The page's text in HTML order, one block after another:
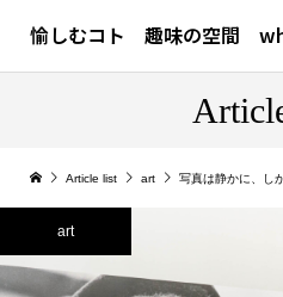
愉しむコト 趣味の空間
Article list art 写真は静かに、しかし強く語る ア
art